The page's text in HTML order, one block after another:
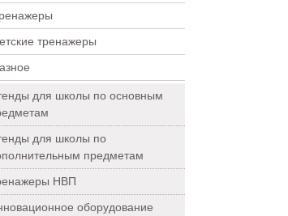
тренажеры
для школы по основным
для школы по
предметам
НВП
оборудование